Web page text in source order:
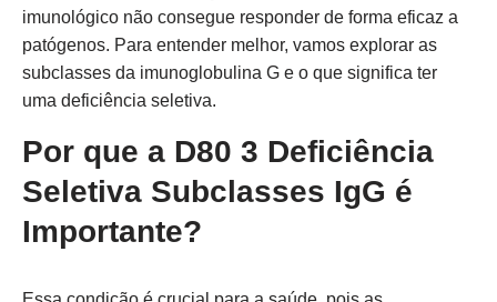
imunológico não consegue responder de forma eficaz a
patógenos. Para entender melhor, vamos explorar as
subclasses da imunoglobulina G e o que significa ter
uma deficiência seletiva.
Por que a D80 3 Deficiência
Seletiva Subclasses IgG é
Importante?